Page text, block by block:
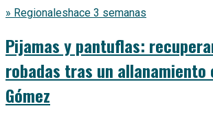
» Regionaleshace 3 semanas
Pijamas y pantuflas:
robadas tras un allanamiento
Gómez